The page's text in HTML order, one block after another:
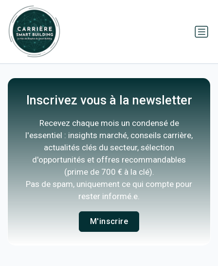
Inscrivez vous à la newsletter
Recevez chaque mois un condensé de
l'essentiel : insights marché, conseils carrière,
actualités clés du secteur, sélection
d'opportunités et offres recommandables
(prime de 700 € à la clé).
Pas de spam, uniquement ce qui compte pour
rester informé.e.
M'inscrire